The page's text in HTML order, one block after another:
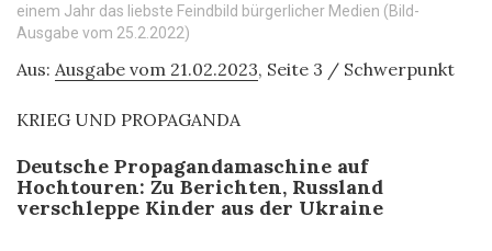
einem Jahr das liebste Feindbild bürgerlicher Medien (Bild-
Ausgabe vom 25.2.2022)
Aus: Ausgabe vom 21.02.2023, Seite 3 / Schwerpunkt
KRIEG UND PROPAGANDA
Deutsche Propagandamaschine auf
Hochtouren: Zu Berichten, Russland
verschleppe Kinder aus der Ukraine